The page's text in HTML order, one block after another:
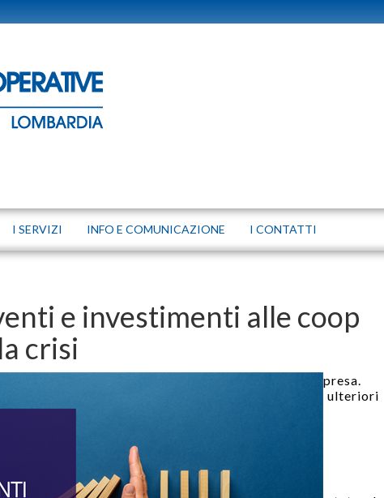
I SERVIZI INFO E COMUNICAZIONE I CONTATTI
e investimenti alle coop
crisi
Bilancio 2020 di Cooperazione Finanza Impresa.
Per il biennio 2021-2022 previsti impieghi ulteriori
per 40 milioni
Confcooperative Lombardia
Tags:coopepazione